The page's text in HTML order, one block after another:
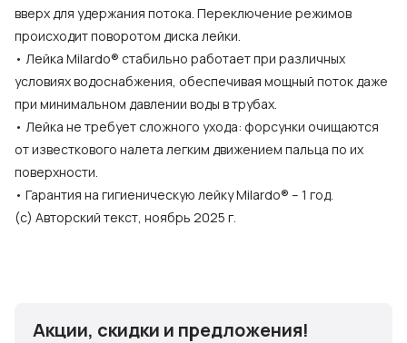
вверх для удержания потока. Переключение режимов
происходит поворотом диска лейки.
• Лейка Milardo® стабильно работает при различных
условиях водоснабжения, обеспечивая мощный поток даже
при минимальном давлении воды в трубах.
• Лейка не требует сложного ухода: форсунки очищаются
от известкового налета легким движением пальца по их
поверхности.
• Гарантия на гигиеническую лейку Milardo® – 1 год.
(с) Авторский текст, ноябрь 2025 г.
Акции, скидки и предложения!